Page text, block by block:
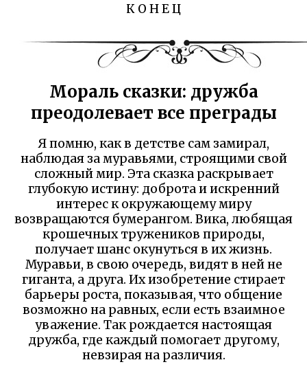
К О Н Е Ц
Мораль сказки: дружба
преодолевает все преграды
Я помню, как в детстве сам замирал,
наблюдая за муравьями, строящими свой
сложный мир. Эта сказка раскрывает
глубокую истину: доброта и искренний
интерес к окружающему миру
возвращаются бумерангом. Вика, любящая
крошечных тружеников природы,
получает шанс окунуться в их жизнь.
Муравьи, в свою очередь, видят в ней не
гиганта, а друга. Их изобретение стирает
барьеры роста, показывая, что общение
возможно на равных, если есть взаимное
уважение. Так рождается настоящая
дружба, где каждый помогает другому,
невзирая на различия.